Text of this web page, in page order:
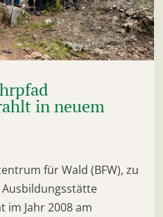
in neuem
für Wald (BFW), zu
im Jahr 2008 am